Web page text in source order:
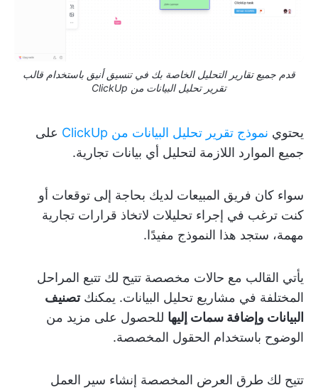
قدم جميع تقارير التحليل الخاصة بك في تنسيق أنيق باستخدام قالب
تقرير تحليل البيانات من ClickUp
يحتوي نموذج تقرير تحليل البيانات من ClickUp
على
جميع الموارد اللازمة لتحليل أي بيانات تجارية.
سواء كان فريق المبيعات لديك بحاجة إلى توقعات أو
كنت ترغب في إجراء تحليلات لاتخاذ قرارات تجارية
مهمة، ستجد هذا النموذج مفيدًا.
يأتي القالب مع حالات مخصصة تتيح لك تتبع المراحل
المختلفة في مشاريع تحليل البيانات. يمكنكتصنيف
البيانات وإضافة سمات إليها للحصول على مزيد من
الوضوح باستخدام الحقول المخصصة.
تتيح لك طرق العرض المخصصة إنشاء سير العمل